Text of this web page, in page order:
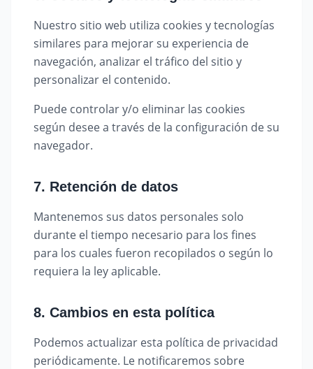
Nuestro sitio web utiliza cookies y tecnologías
similares para mejorar su experiencia de
navegación, analizar el tráfico del sitio y
personalizar el contenido.
Puede controlar y/o eliminar las cookies
según desee a través de la configuración de su
navegador.
7. Retención de datos
Mantenemos sus datos personales solo
durante el tiempo necesario para los fines
para los cuales fueron recopilados o según lo
requiera la ley aplicable.
8. Cambios en esta política
Podemos actualizar esta política de privacidad
periódicamente. Le notificaremos sobre